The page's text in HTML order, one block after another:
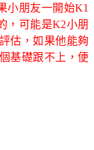
小朋友一開始K1
，可能是K2小朋
估，如果他能夠
基礎跟不上，便